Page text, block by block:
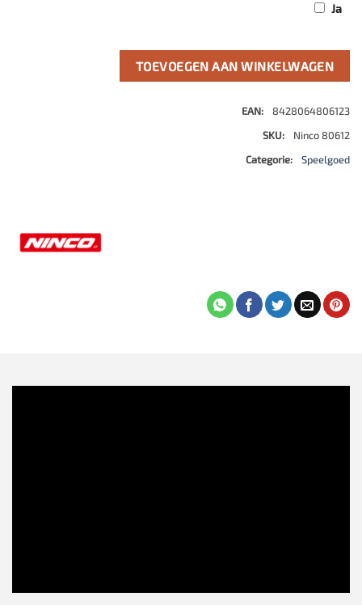
Ja
TOEVOEGEN AAN WINKELWAGEN
EAN:
8428064806123
SKU:
Ninco 80612
Categorie:
Speelgoed